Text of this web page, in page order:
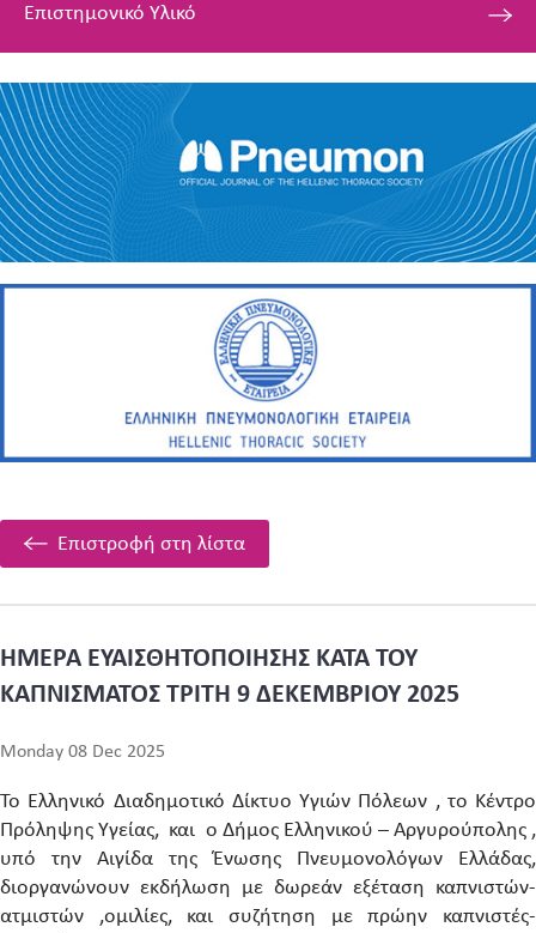
Επιστημονικό Υλικό
Επιστροφή στη λίστα
ΗΜΕΡΑ ΕΥΑΙΣΘΗΤΟΠΟΙΗΣΗΣ ΚΑΤΑ ΤΟΥ
ΚΑΠΝΙΣΜΑΤΟΣ ΤΡΙΤΗ 9 ΔΕΚΕΜΒΡΙΟΥ 2025
Monday 08 Dec 2025
Το Ελληνικό Διαδημοτικό Δίκτυο Υγιών Πόλεων , το Κέντρο
Πρόληψης Υγείας, και ο Δήμος Ελληνικού – Αργυρούπολης ,
υπό την Αιγίδα της Ένωσης Πνευμονολόγων Ελλάδας,
διοργανώνουν εκδήλωση με δωρεάν εξέταση καπνιστών-
ατμιστών ,ομιλίες, και συζήτηση με πρώην καπνιστές-